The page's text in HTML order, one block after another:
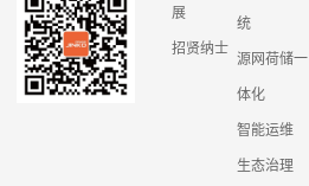
展
招贤纳士
统
源网荷储一
体化
智能运维
生态治理